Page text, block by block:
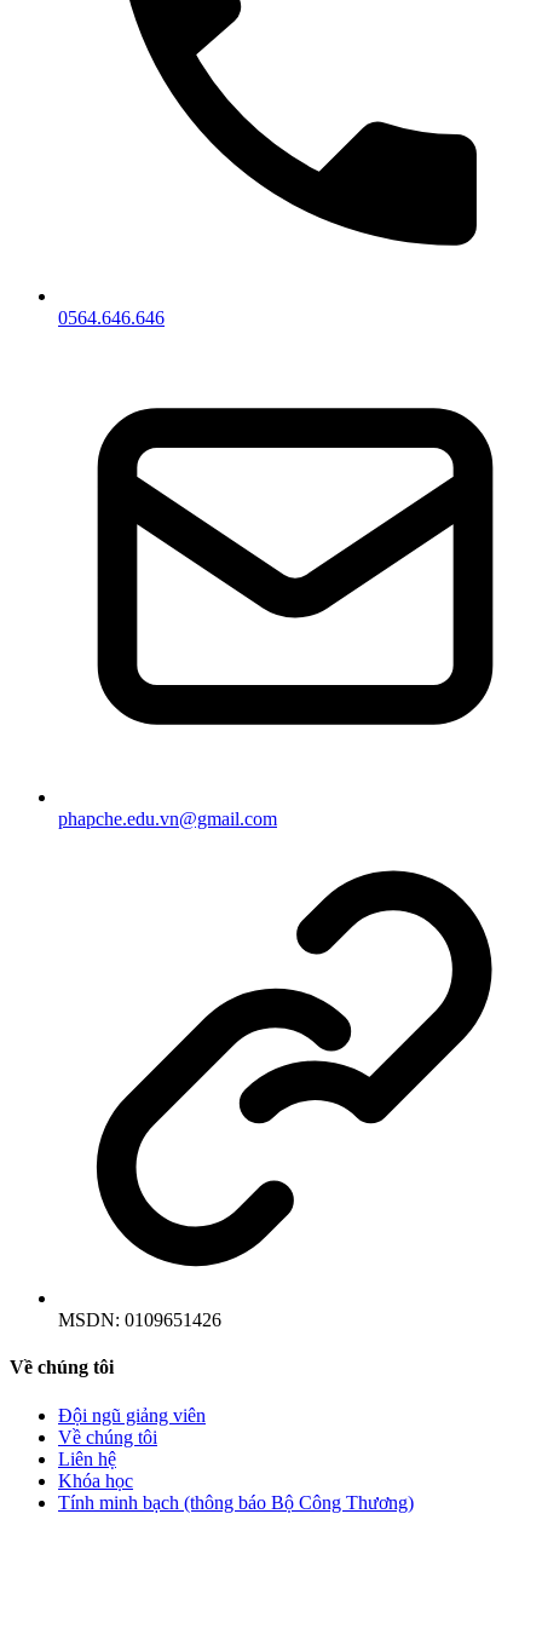
0564.646.646
phapche.edu.vn@gmail.com
MSDN: 0109651426
Về chúng tôi
Đội ngũ giảng viên
Về chúng tôi
Liên hệ
Khóa học
Tính minh bạch (thông báo Bộ Công Thương)